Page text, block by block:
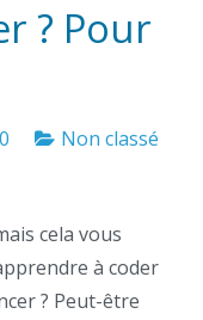
? Pour
Non classé
cela vous
à coder
? Peut-être